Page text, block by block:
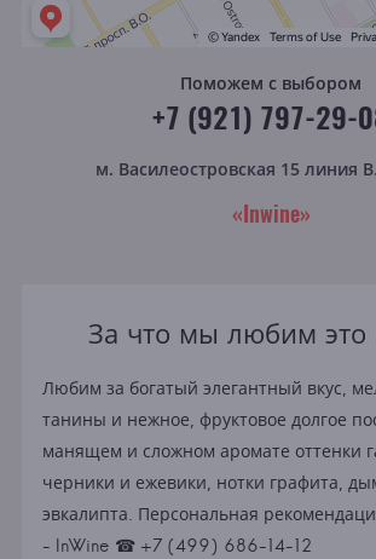
Поможем с выбором
+7 (921) 797-29-
м. Василеостровская 15 линия
«Inwine»
За что мы любим это
Любим за богатый элегантный вкус,
танины и нежное, фруктовое долгое
манящем и сложном аромате оттенки
черники и ежевики, нотки графита,
эвкалипта. Персональная
- InWine ☎ +7 (499) 686-14-12